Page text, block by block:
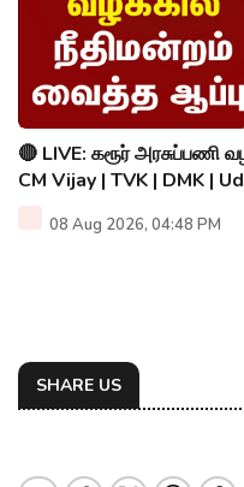
🔴 LIVE: கரூர் அரசுப்பணி
CM Vijay | TVK | DMK |
08 Aug 2026, 04:48 PM
SHARE US